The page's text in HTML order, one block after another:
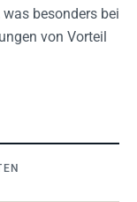
besonders bei
von Vorteil